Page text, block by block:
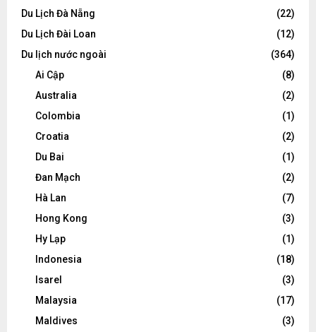
Du Lịch Đà Nẵng
(22)
Du Lịch Đài Loan
(12)
Du lịch nước ngoài
(364)
Ai Cập
(8)
Australia
(2)
Colombia
(1)
Croatia
(2)
Du Bai
(1)
Đan Mạch
(2)
Hà Lan
(7)
Hong Kong
(3)
Hy Lạp
(1)
Indonesia
(18)
Isarel
(3)
Malaysia
(17)
Maldives
(3)